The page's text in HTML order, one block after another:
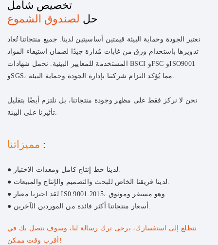
تخصيص شامل
حل لصندوق الشموع
نعتبر الجودة وحماية البيئة قيمتين أساسيتين لدينا. جميع منتجاتنا تُعاد
تدويرها باستخدام ورق من غابات مُدارة جيدًا لضمان استيفاء المواد
المستخدمة للمعايير البيئية. نحمل شهادات BSCI وFSC وISO9001
وSGS، مما يُؤكد التزام شركتنا بإدارة الجودة وحماية البيئة.
نحن لا نركز فقط على مظهر وجودة منتجاتنا، بل نلتزم أيضًا بتقليل
تأثيرنا على البيئة.
مميزاتنا :
● لدينا خط إنتاج كامل ومعدات الاختبار.
● لدينا فريقنا الخاص للبحث والتصميم والإنتاج والمبيعات.
● لقد اجتزنا معيار IS0 9001:2015، وهو مستقر وموثوق.
● أسعار منتجاتنا أكثر فائدة من الموردين الآخرين.
نتطلع إلى استفسارك، يرجى ترك رسالة لنا، وسوف نتصل بك في
أقرب وقت ممكن!